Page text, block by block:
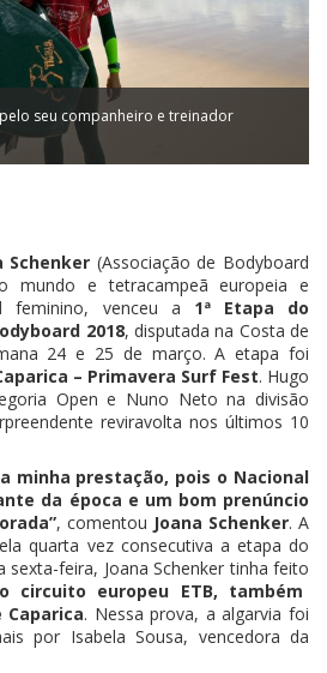
seu companheiro e treinador
Schenker (Associação de Bodyboard
mundo e tetracampeã europeia e
feminino, venceu a 1ª Etapa do
2018, disputada na Costa de
24 e 25 de março. A etapa foi
– Primavera Surf Fest. Hugo
Open e Nuno Neto na divisão
reviravolta nos últimos 10
minha prestação, pois o Nacional
da época e um bom prenúncio
, comentou Joana Schenker. A
quarta vez consecutiva a etapa do
sexta-feira, Joana Schenker tinha feito
circuito europeu ETB, também
. Nessa prova, a algarvia foi
por Isabela Sousa, vencedora da